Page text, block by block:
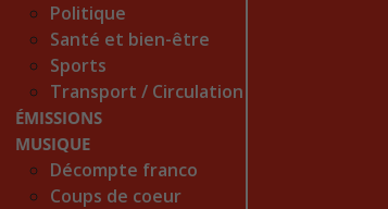
Politique
Santé et bien-être
Sports
Transport / Circulation
ÉMISSIONS
MUSIQUE
Décompte franco
Coups de coeur